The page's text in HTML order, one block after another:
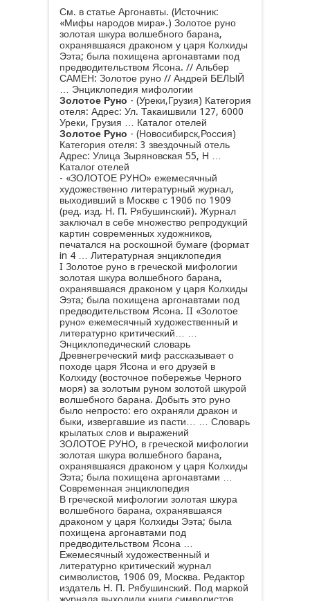
См. в статье Аргонавты. (Источник:
«Мифы народов мира».) Золотое руно
золотая шкура волшебного барана,
охранявшаяся драконом у царя Колхиды
Ээта; была похищена аргонавтами под
предводительством Ясона. // Альбер
САМЕН: Золотое руно // Андрей БЕЛЫЙ
Энциклопедия мифологии
Золотое Руно - (Уреки,Грузия) Категория
отеля: Адрес: Ул. Такаишвили 127, 6000
Уреки, Грузия … Каталог отелей
Золотое Руно - (Новосибирск,Россия)
Категория отеля: 3 звездочный отель
Адрес: Улица Зыряновская 55, Н …
Каталог отелей
- «ЗОЛОТОЕ РУНО» ежемесячный
художественно литературный журнал,
выходивший в Москве с 1906 по 1909
(ред. изд. Н. П. Рябушинский). Журнал
заключал в себе множество репродукций
картин современных художников,
печатался на роскошной бумаге (формат
in 4 … Литературная энциклопедия
I Золотое руно в греческой мифологии
золотая шкура волшебного барана,
охранявшаяся драконом у царя Колхиды
Ээта; была похищена аргонавтами под
предводительством Ясона. II «Золотое
руно» ежемесячный художественный и
литературно критический… …
Энциклопедический словарь
Древнегреческий миф рассказывает о
походе царя Ясона и его друзей в
Колхиду (восточное побережье Черного
моря) за золотым руном золотой шкурой
волшебного барана. Добыть это руно
было непросто: его охраняли дракон и
быки, извергавшие из пасти… … Словарь
крылатых слов и выражений
ЗОЛОТОЕ РУНО, в греческой мифологии
золотая шкура волшебного барана,
охранявшаяся драконом у царя Колхиды
Ээта; была похищена аргонавтами …
Современная энциклопедия
В греческой мифологии золотая шкура
волшебного барана, охранявшаяся
драконом у царя Колхиды Ээта; была
похищена аргонавтами под
предводительством Ясона …
Ежемесячный художественный и
литературно критический журнал
символистов, 1906 09, Москва. Редактор
издатель Н. П. Рябушинский. Под маркой